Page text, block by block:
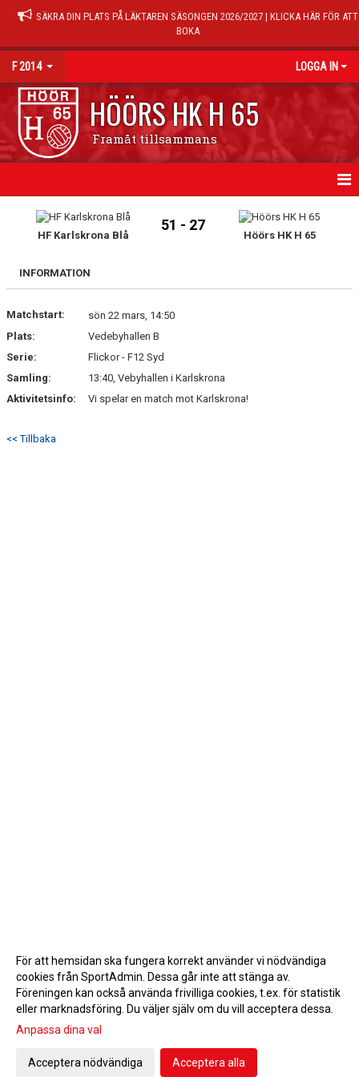
SÄKRA DIN PLATS PÅ LÄKTAREN SÄSONGEN 2026/2027 | KLICKA HÄR FÖR ATT
BOKA
F 2014 LOGGA IN
HÖÖRS HK H 65
Framåt tillsammans
KALENDER
TRÄNINGSTIDER
TRUPPEN
HF Karlskrona Blå
51 - 27
Höörs HK H 65
INFORMATION
Matchstart:
sön 22 mars, 14:50
Plats:
Vedebyhallen B
Serie:
Flickor - F12 Syd
Samling:
13:40, Vebyhallen i Karlskrona
Aktivitetsinfo:
Vi spelar en match mot Karlskrona!
<< Tillbaka
Gå till Webbversion
För att hemsidan ska fungera korrekt använder vi nödvändiga
cookies från SportAdmin. Dessa går inte att stänga av.
Föreningen kan också använda frivilliga cookies, t.ex. för statistik
eller marknadsföring. Du väljer själv om du vill acceptera dessa.
Anpassa dina val
Acceptera nödvändiga Acceptera alla